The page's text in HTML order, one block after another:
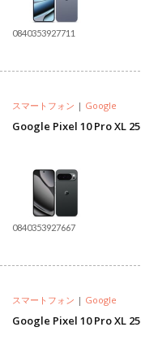
0840353927711
スマートフォン | Google
Google Pixel 10 Pro XL
0840353927667
スマートフォン | Google
Google Pixel 10 Pro XL